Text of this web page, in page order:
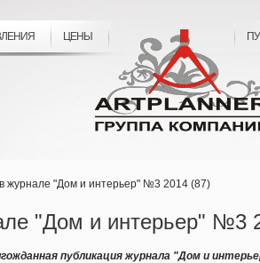
ЦЕНЫ
журнале "Дом и интерьер" №3 2014 (87)
"Дом и интерьер" №3
публикация журнала "Дом и